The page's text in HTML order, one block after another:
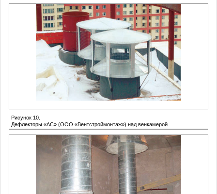
Рисунок 10.
Дефлекторы «АС» (ООО «Вентстроймонтаж») над венкамерой